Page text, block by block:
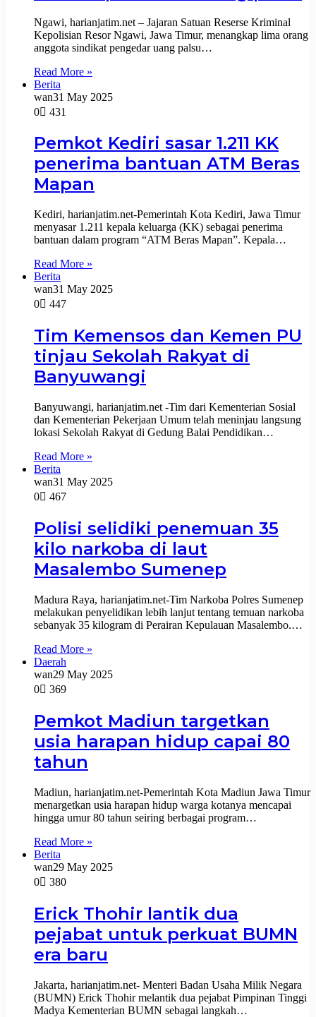
Ngawi, harianjatim.net – Jajaran Satuan Reserse Kriminal
Kepolisian Resor Ngawi, Jawa Timur, menangkap lima orang
anggota sindikat pengedar uang palsu…
Read More »
Berita
wan31 May 2025
0
431
Pemkot Kediri sasar 1.211 KK
penerima bantuan ATM Beras
Mapan
Kediri, harianjatim.net-Pemerintah Kota Kediri, Jawa Timur
menyasar 1.211 kepala keluarga (KK) sebagai penerima
bantuan dalam program “ATM Beras Mapan”. Kepala…
Read More »
Berita
wan31 May 2025
0
447
Tim Kemensos dan Kemen PU
tinjau Sekolah Rakyat di
Banyuwangi
Banyuwangi, harianjatim.net -Tim dari Kementerian Sosial
dan Kementerian Pekerjaan Umum telah meninjau langsung
lokasi Sekolah Rakyat di Gedung Balai Pendidikan…
Read More »
Berita
wan31 May 2025
0
467
Polisi selidiki penemuan 35
kilo narkoba di laut
Masalembo Sumenep
Madura Raya, harianjatim.net-Tim Narkoba Polres Sumenep
melakukan penyelidikan lebih lanjut tentang temuan narkoba
sebanyak 35 kilogram di Perairan Kepulauan Masalembo.…
Read More »
Daerah
wan29 May 2025
0
369
Pemkot Madiun targetkan
usia harapan hidup capai 80
tahun
Madiun, harianjatim.net-Pemerintah Kota Madiun Jawa Timur
menargetkan usia harapan hidup warga kotanya mencapai
hingga umur 80 tahun seiring berbagai program…
Read More »
Berita
wan29 May 2025
0
380
Erick Thohir lantik dua
pejabat untuk perkuat BUMN
era baru
Jakarta, harianjatim.net- Menteri Badan Usaha Milik Negara
(BUMN) Erick Thohir melantik dua pejabat Pimpinan Tinggi
Madya Kementerian BUMN sebagai langkah…